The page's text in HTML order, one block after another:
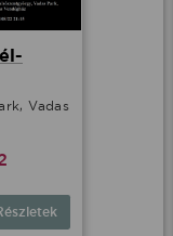
Vadas